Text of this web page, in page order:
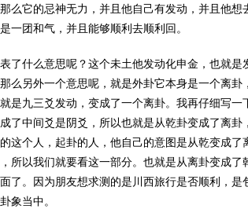
么它的忌神无力，并且他自己有发动，并且他
一团和气，并且能够顺利去顺利回。
了什么意思呢？这个未土他发动化申金，也就
么另外一个意思呢，就是外卦它本身是一个离
是九三爻发动，变成了一个离卦。我再仔细写
了中间爻是阴爻，所以也就是从乾卦变成了离
这个人，起卦的人，他自己的意图是从乾变成
所以我们就要看这一部分。也就是从离卦变成
了。因为朋友想求测的是川西旅行是否顺利，
象当中。